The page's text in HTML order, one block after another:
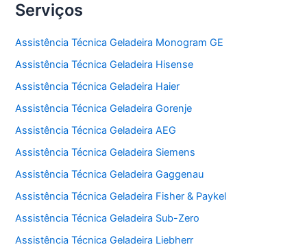
Serviços
Assistência Técnica Geladeira Monogram GE
Assistência Técnica Geladeira Hisense
Assistência Técnica Geladeira Haier
Assistência Técnica Geladeira Gorenje
Assistência Técnica Geladeira AEG
Assistência Técnica Geladeira Siemens
Assistência Técnica Geladeira Gaggenau
Assistência Técnica Geladeira Fisher & Paykel
Assistência Técnica Geladeira Sub-Zero
Assistência Técnica Geladeira Liebherr